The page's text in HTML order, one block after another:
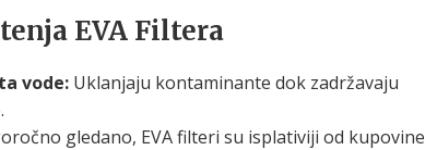
EVA Filtera
vode: Uklanjaju kontaminante dok zadržavaju
gledano, EVA filteri su isplativiji od kupovine